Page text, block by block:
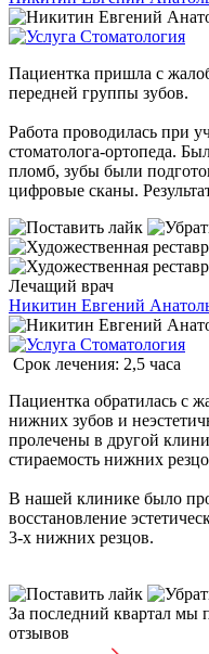
Стоматология
Пациентка пришла с
передней группы зубов.
Работа проводилась при
стоматолога-ортопеда.
пломб, зубы были
цифровые сканы.
Лечащий врач
Никитин Евгений
Стоматология
Срок лечения: 2,5 часа
Пациентка обратилась с
нижних зубов и
пролечены в другой
стираемость нижних
В нашей клинике было
восстановление
3-х нижних резцов.
За последний квартал мы
отзывов